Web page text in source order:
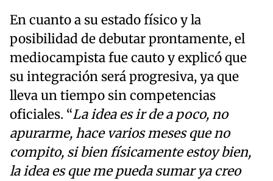
En cuanto a su estado físico y la
posibilidad de debutar prontamente, el
mediocampista fue cauto y explicó que
su integración será progresiva, ya que
lleva un tiempo sin competencias
oficiales. “La idea es ir de a poco, no
apurarme, hace varios meses que no
compito, si bien físicamente estoy bien,
la idea es que me pueda sumar ya creo